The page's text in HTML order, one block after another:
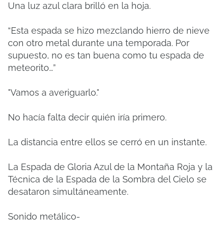
Una luz azul clara brilló en la hoja.
“Esta espada se hizo mezclando hierro de nieve
con otro metal durante una temporada. Por
supuesto, no es tan buena como tu espada de
meteorito…”
"Vamos a averiguarlo."
No hacía falta decir quién iría primero.
La distancia entre ellos se cerró en un instante.
La Espada de Gloria Azul de la Montaña Roja y la
Técnica de la Espada de la Sombra del Cielo se
desataron simultáneamente.
Sonido metálico-